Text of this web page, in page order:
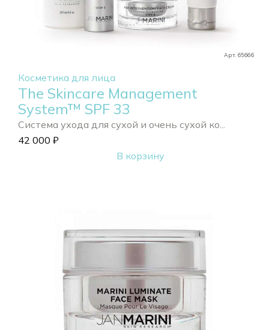
Арт. 65666
Косметика для лица
The Skincare Management
System™ SPF 33
Система ухода для сухой и очень сухой ко...
42 000 ₽
В корзину